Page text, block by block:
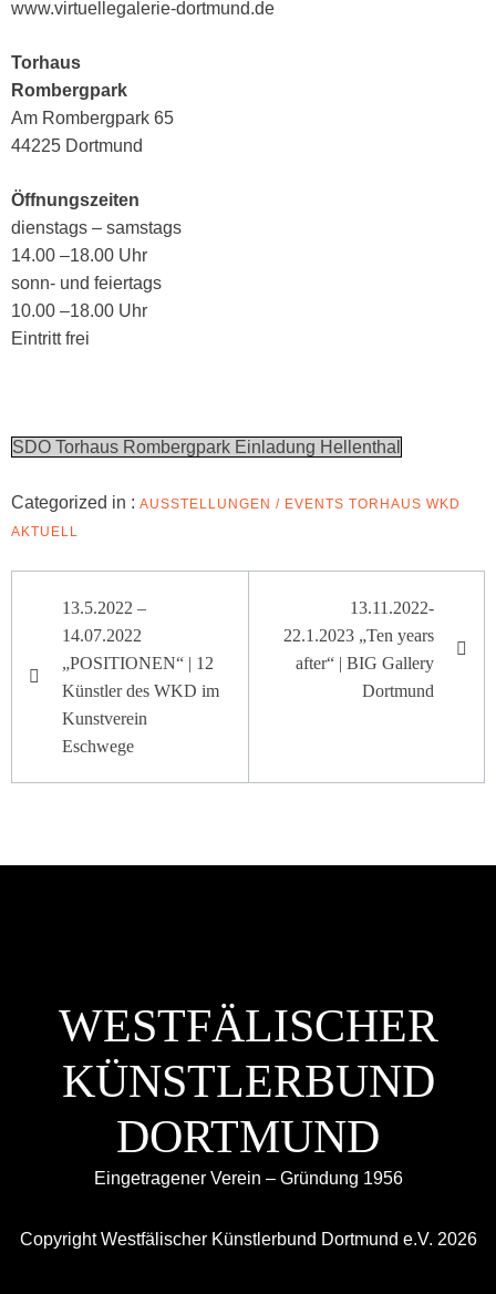
www.virtuellegalerie-dortmund.de
Torhaus
Rombergpark
Am Rombergpark 65
44225 Dortmund
Öffnungszeiten
dienstags – samstags
14.00 –18.00 Uhr
sonn- und feiertags
10.00 –18.00 Uhr
Eintritt frei
SDO Torhaus Rombergpark Einladung Hellenthal
Categorized in : AUSSTELLUNGEN / EVENTS TORHAUS WKD
AKTUELL
13.5.2022 –
14.07.2022
„POSITIONEN“ | 12
Künstler des WKD im
Kunstverein
Eschwege
13.11.2022-
22.1.2023 „Ten years
after“ | BIG Gallery
Dortmund
WESTFÄLISCHER
KÜNSTLERBUND
DORTMUND
Eingetragener Verein – Gründung 1956
Copyright Westfälischer Künstlerbund Dortmund e.V. 2026